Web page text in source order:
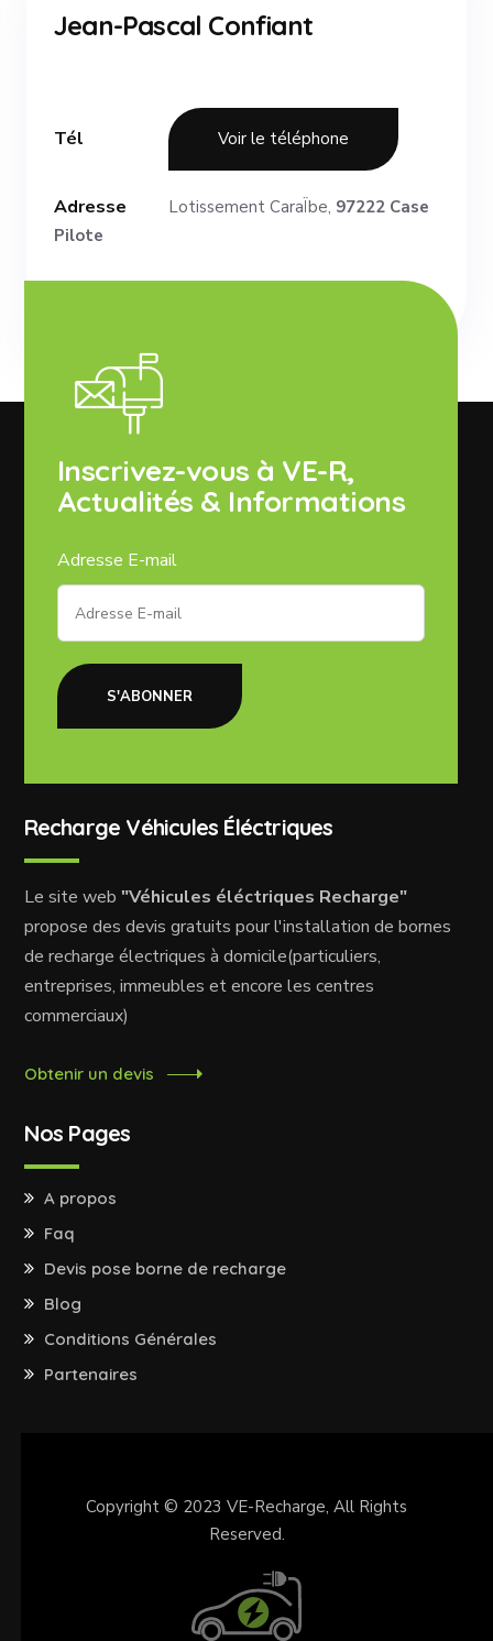
Jean-Pascal Confiant
Tél Voir le téléphone
Adresse Lotissement CaraÏbe, 97222 Case
Pilote
Inscrivez-vous à VE-R,
Actualités & Informations
Adresse E-mail
S'ABONNER
Recharge Véhicules Éléctriques
Le site web "Véhicules éléctriques Recharge"
propose des devis gratuits pour l'installation de bornes
de recharge électriques à domicile(particuliers,
entreprises, immeubles et encore les centres
commerciaux)
Obtenir un devis
Nos Pages
A propos
Faq
Devis pose borne de recharge
Blog
Conditions Générales
Partenaires
Copyright © 2023 VE-Recharge, All Rights
Reserved.